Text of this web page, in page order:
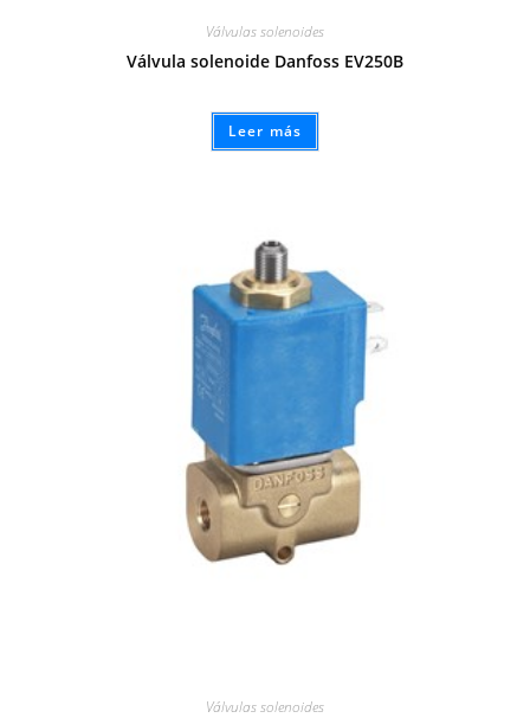
Válvulas solenoides
Válvula solenoide Danfoss EV250B
Leer más
Válvulas solenoides